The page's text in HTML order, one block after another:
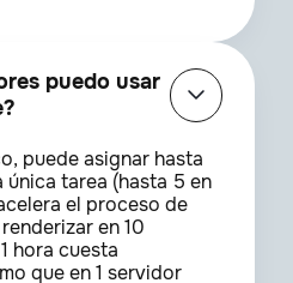
puedo usar
puede asignar hasta
tarea (hasta 5 en
el proceso de
en 10
hora cuesta
que en 1 servidor